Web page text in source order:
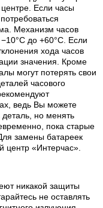
Если часы
Механизм часов
до +60°C. Если
хода часов
значения. Кроме
могут потерять свои
часового
ведь Вы можете
но менять
пока старые
замены батареек
центр «Интерчас».
никакой защиты
не оставлять